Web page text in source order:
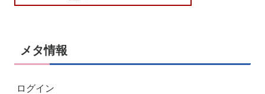
メタ情報
ログイン